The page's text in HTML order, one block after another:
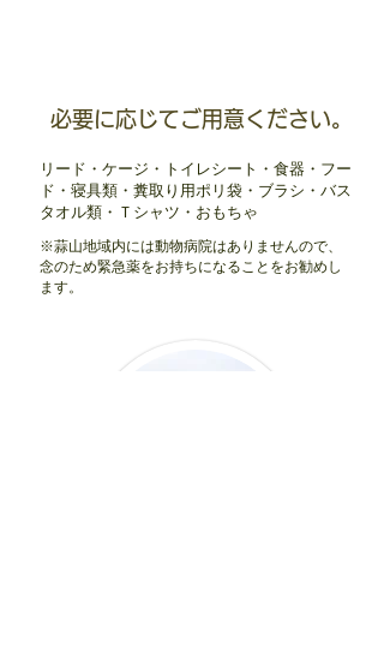
必要に応じてご用意ください。
リード・ケージ・トイレシート・食器・フー
ド・寝具類・糞取り用ポリ袋・ブラシ・バス
タオル類・Ｔシャツ・おもちゃ
※蒜山地域内には動物病院はありませんので、
念のため緊急薬をお持ちになることをお勧めし
ます。